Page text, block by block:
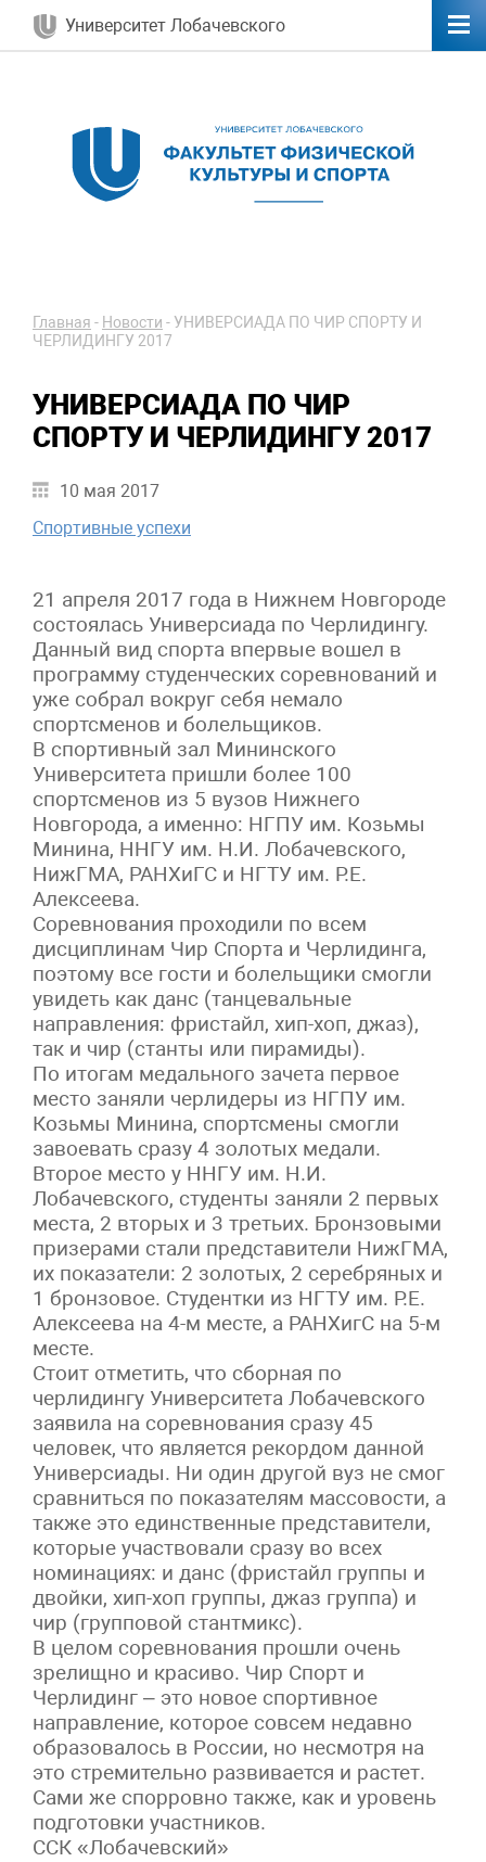
Университет Лобачевского
Главная - Новости - УНИВЕРСИАДА ПО ЧИР СПОРТУ И
ЧЕРЛИДИНГУ 2017
УНИВЕРСИАДА ПО ЧИР
СПОРТУ И ЧЕРЛИДИНГУ 2017
10 мая 2017
Спортивные успехи
21 апреля 2017 года в Нижнем Новгороде
состоялась Универсиада по Черлидингу.
Данный вид спорта впервые вошел в
программу студенческих соревнований и
уже собрал вокруг себя немало
спортсменов и болельщиков.
В спортивный зал Мининского
Университета пришли более 100
спортсменов из 5 вузов Нижнего
Новгорода, а именно: НГПУ им. Козьмы
Минина, ННГУ им. Н.И. Лобачевского,
НижГМА, РАНХиГС и НГТУ им. Р.Е.
Алексеева.
Соревнования проходили по всем
дисциплинам Чир Спорта и Черлидинга,
поэтому все гости и болельщики смогли
увидеть как данс (танцевальные
направления: фристайл, хип-хоп, джаз),
так и чир (станты или пирамиды).
По итогам медального зачета первое
место заняли черлидеры из НГПУ им.
Козьмы Минина, спортсмены смогли
завоевать сразу 4 золотых медали.
Второе место у ННГУ им. Н.И.
Лобачевского, студенты заняли 2 первых
места, 2 вторых и 3 третьих. Бронзовыми
призерами стали представители НижГМА,
их показатели: 2 золотых, 2 серебряных и
1 бронзовое. Студентки из НГТУ им. Р.Е.
Алексеева на 4-м месте, а РАНХигС на 5-м
месте.
Стоит отметить, что сборная по
черлидингу Университета Лобачевского
заявила на соревнования сразу 45
человек, что является рекордом данной
Универсиады. Ни один другой вуз не смог
сравниться по показателям массовости, а
также это единственные представители,
которые участвовали сразу во всех
номинациях: и данс (фристайл группы и
двойки, хип-хоп группы, джаз группа) и
чир (групповой стантмикс).
В целом соревнования прошли очень
зрелищно и красиво. Чир Спорт и
Черлидинг – это новое спортивное
направление, которое совсем недавно
образовалось в России, но несмотря на
это стремительно развивается и растет.
Сами же спорровно также, как и уровень
подготовки участников.
ССК «Лобачевский»